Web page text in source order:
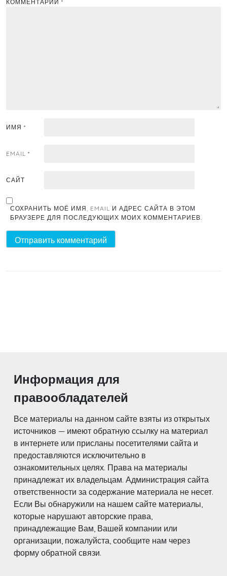
КОММЕНТАРИЙ *
ИМЯ *
EMAIL *
САЙТ
СОХРАНИТЬ МОЁ ИМЯ, EMAIL И АДРЕС САЙТА В ЭТОМ
БРАУЗЕРЕ ДЛЯ ПОСЛЕДУЮЩИХ МОИХ КОММЕНТАРИЕВ.
Информация для
правообладателей
Все материалы на данном сайте взяты из открытых
источников — имеют обратную ссылку на материал
в интернете или присланы посетителями сайта и
предоставляются исключительно в
ознакомительных целях. Права на материалы
принадлежат их владельцам. Администрация сайта
ответственности за содержание материала не несет.
Если Вы обнаружили на нашем сайте материалы,
которые нарушают авторские права,
принадлежащие Вам, Вашей компании или
организации, пожалуйста, сообщите нам через
форму обратной связи.